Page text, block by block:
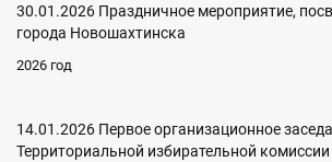
30.01.2026 Праздничное мероприятие,
города Новошахтинска
2026 год
14.01.2026 Первое организационное
Территориальной избирательной комиссии